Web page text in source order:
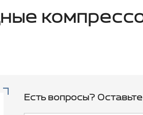
Есть вопросы?